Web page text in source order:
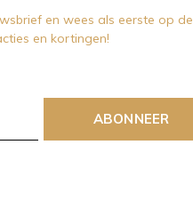
en wees als eerste op de
en kortingen!
ABONNEER